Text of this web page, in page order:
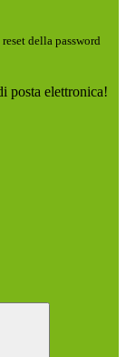
della password
posta elettronica!